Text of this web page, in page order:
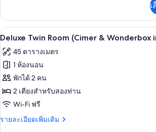
Wonderbox
included)
เกี่ยว
กับ
Deluxe
Room
(Cimer
&
Wonderbox
included)
เปิด
ภาพถ่าย
ทั้งหมด
ของ
Deluxe
Twin
Room
(Cimer
เครื่องนอนร
3
Deluxe Twin Room (Cimer & Wonderbox
45 ตารางเมตร
1 ห้องนอน
พักได้ 2 คน
2 เตียงสำหรับสองท่าน
Wi-Fi ฟรี
รายละเอียดเพิ่มเติม
ราย